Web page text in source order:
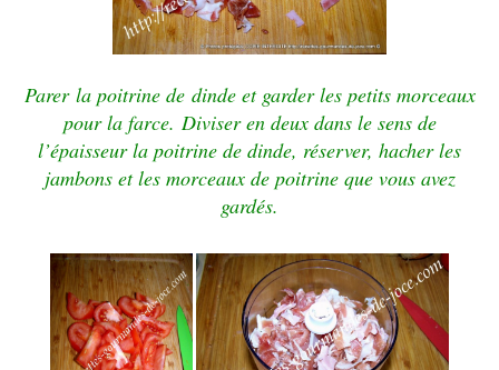
Parer la poitrine de dinde et garder les petits morceaux
pour la farce. Diviser en deux dans le sens de
l’épaisseur la poitrine de dinde, réserver, hacher les
jambons et les morceaux de poitrine que vous avez
gardés.